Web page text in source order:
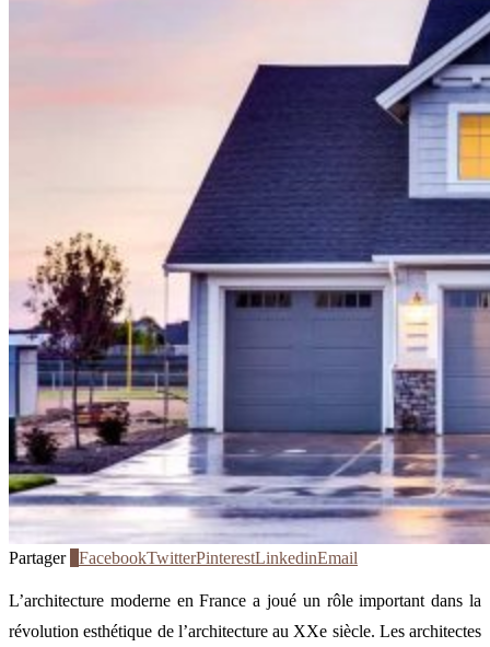
Partager FacebookTwitterPinterestLinkedinEmail
L’architecture moderne en France a joué un rôle important dans la
révolution esthétique de l’architecture au XXe siècle. Les architectes